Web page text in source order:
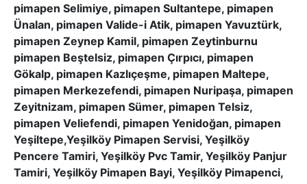
pimapen Selimiye, pimapen Sultantepe, pimapen
Ünalan, pimapen Valide-i Atik, pimapen Yavuztürk,
pimapen Zeynep Kamil, pimapen Zeytinburnu
pimapen Beştelsiz, pimapen Çırpıcı, pimapen
Gökalp, pimapen Kazlıçeşme, pimapen Maltepe,
pimapen Merkezefendi, pimapen Nuripaşa, pimapen
Zeyitnizam, pimapen Sümer, pimapen Telsiz,
pimapen Veliefendi, pimapen Yenidoğan, pimapen
Yeşiltepe,Yeşilköy Pimapen Servisi, Yeşilköy
Pencere Tamiri, Yeşilköy Pvc Tamir, Yeşilköy Panjur
Tamiri, Yeşilköy Pimapen Bayi, Yeşilköy Pimapenci,